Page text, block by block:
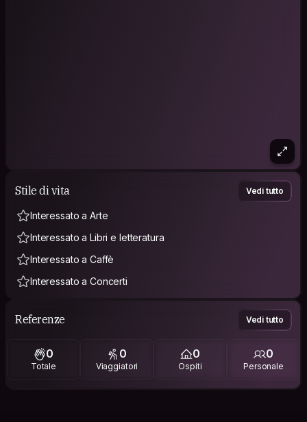
Stile di vita Vedi tutto
Interessato a Arte
Interessato a Libri e letteratura
Interessato a Caffè
Interessato a Concerti
Referenze Vedi tutto
0
Totale
0
Viaggiatori
0
Ospiti
0
Personale